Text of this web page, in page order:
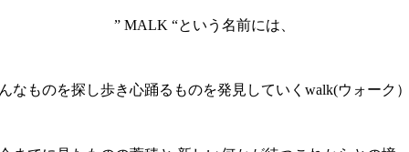
” MALK “という名前には、
なものを探し歩き心踊るものを発見していくwalk(ウォーク